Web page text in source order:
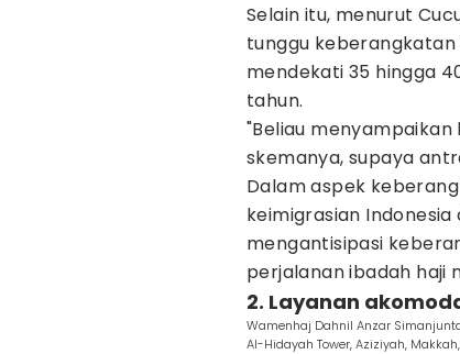
Selain itu, menurut
tunggu
mendekati 35 hingga
tahun.
"Beliau
skemanya, supaya
Dalam aspek
keimigrasian
mengantisipasi
perjalanan ibadah haji
2. Layanan
Wamenhaj Dahnil Anzar
Al-Hidayah Tower, Aziziyah,